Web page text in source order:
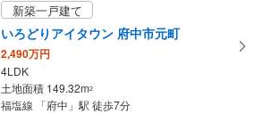
新築一戸建て
いろどりアイタウン 府中市元町
2,490万円
4LDK
土地面積 149.32m2
福塩線 「府中」駅 徒歩7分